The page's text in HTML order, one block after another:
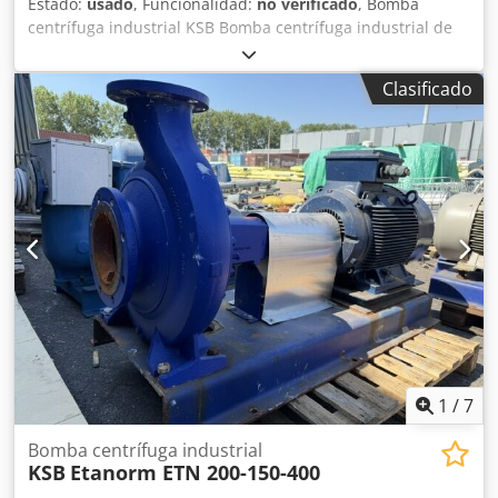
centrífuga industrial KSB Bomba centrífuga industrial de
gran resistencia, completa con un motor eléctrico Siemens
IE3 de alta eficiencia, montada sobre una base de acero. La
unidad ha sido desmontada profesionalmente de una
instalación de producción industrial y está disponible
inmediatamente en nuestro almacén de Róterdam, Países
Bajos. Apta para agua, agua de refrigeración y una amplia
gama de aplicaciones en procesos industriales.
Especificaciones técnicas -Fabricante de la bomba: KSB -
Tipo de bomba: Bomba centrífuga industrial -Fabricante
del motor: Siemens -Eficiencia del motor: IE3, eficiencia
superior -Potencia del motor: 55 kW -Voltaje: 400 / 690 V
Dcsdszltmlspfx Ab Rjk -Frecuencia: 50 / 60 Hz -Velocidad:
1482 rpm (50 Hz) -Clase de protección: IP55 -Montaje: Base
de acero -Estado: Usado -Ubicación: Róterdam, Países
Bajos EXCEDENTES – Soluciones industriales De
excedentes a una segunda vida.
Clasificado
1 /7
Bomba centrífuga industrial
KSB Etanorm ETN 200-150-400